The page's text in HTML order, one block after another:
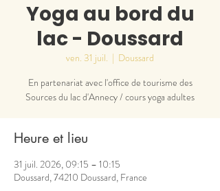
Yoga au bord du
lac - Doussard
ven. 31 juil.
  |
Doussard
En partenariat avec l'office de tourisme des
Sources du lac d'Annecy / cours yoga adultes
Heure et lieu
31 juil. 2026, 09:15 – 10:15
Doussard, 74210 Doussard, France